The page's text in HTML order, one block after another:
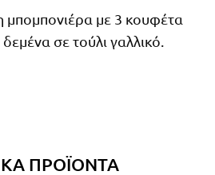
μπομπονιέρα με 3 κουφέτα
σε τούλι γαλλικό.
ΠΡΟΪΌΝΤΑ